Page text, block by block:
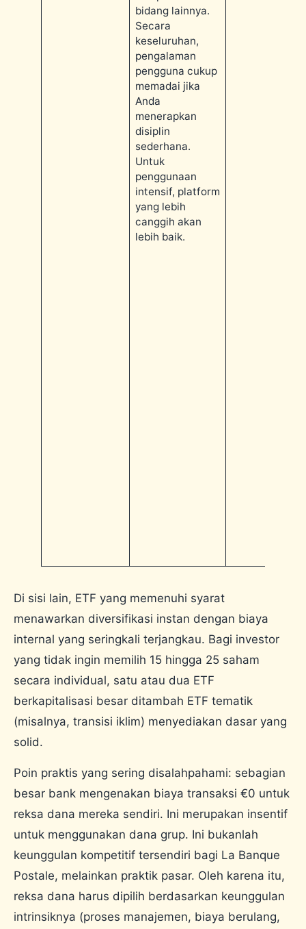
bidang lainnya.
Secara
keseluruhan,
pengalaman
pengguna cukup
memadai jika
Anda
menerapkan
disiplin
sederhana.
Untuk
penggunaan
intensif, platform
yang lebih
canggih akan
lebih baik.
Di sisi lain, ETF yang memenuhi syarat
menawarkan diversifikasi instan dengan biaya
internal yang seringkali terjangkau. Bagi investor
yang tidak ingin memilih 15 hingga 25 saham
secara individual, satu atau dua ETF
berkapitalisasi besar ditambah ETF tematik
(misalnya, transisi iklim) menyediakan dasar yang
solid.
Poin praktis yang sering disalahpahami: sebagian
besar bank mengenakan biaya transaksi €0 untuk
reksa dana mereka sendiri. Ini merupakan insentif
untuk menggunakan dana grup. Ini bukanlah
keunggulan kompetitif tersendiri bagi La Banque
Postale, melainkan praktik pasar. Oleh karena itu,
reksa dana harus dipilih berdasarkan keunggulan
intrinsiknya (proses manajemen, biaya berulang,